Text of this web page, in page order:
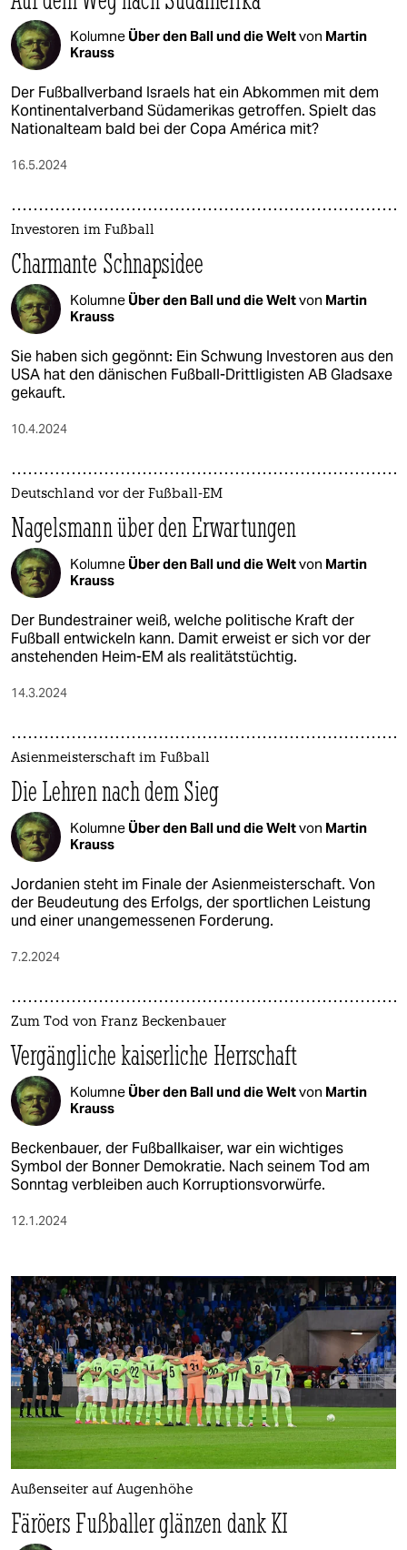
Kolumne Über den Ball und die Weltvon Martin
Krauss
Der Fußballverband Israels hat ein Abkommen mit dem
Kontinentalverband Südamerikas getroffen. Spielt das
Nationalteam bald bei der Copa América mit?
16.5.2024
Investoren im Fußball
Charmante Schnapsidee
Kolumne Über den Ball und die Weltvon Martin
Krauss
Sie haben sich gegönnt: Ein Schwung Investoren aus den
USA hat den dänischen Fußball-Drittligisten AB Gladsaxe
gekauft.
10.4.2024
Deutschland vor der Fußball-EM
Nagelsmann über den Erwartungen
Kolumne Über den Ball und die Weltvon Martin
Krauss
Der Bundestrainer weiß, welche politische Kraft der
Fußball entwickeln kann. Damit erweist er sich vor der
anstehenden Heim-EM als realitätstüchtig.
14.3.2024
Asienmeisterschaft im Fußball
Die Lehren nach dem Sieg
Kolumne Über den Ball und die Weltvon Martin
Krauss
Jordanien steht im Finale der Asienmeisterschaft. Von
der Beudeutung des Erfolgs, der sportlichen Leistung
und einer unangemessenen Forderung.
7.2.2024
Zum Tod von Franz Beckenbauer
Vergängliche kaiserliche Herrschaft
Kolumne Über den Ball und die Weltvon Martin
Krauss
Beckenbauer, der Fußballkaiser, war ein wichtiges
Symbol der Bonner Demokratie. Nach seinem Tod am
Sonntag verbleiben auch Korruptionsvorwürfe.
12.1.2024
Außenseiter auf Augenhöhe
Färöers Fußballer glänzen dank KI